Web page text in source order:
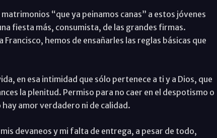
“que ya peinamos canas” a estos jóvenes
fiesta más, consumista, de las grandes firmas.
hemos de ensañarles las reglas básicas que
en esa intimidad que sólo pertenece a ti y a Dios, que
la plenitud. Permiso para no caer en el despotismo o
amor verdadero ni de calidad.
devaneos y mi falta de entrega, a pesar de todo,